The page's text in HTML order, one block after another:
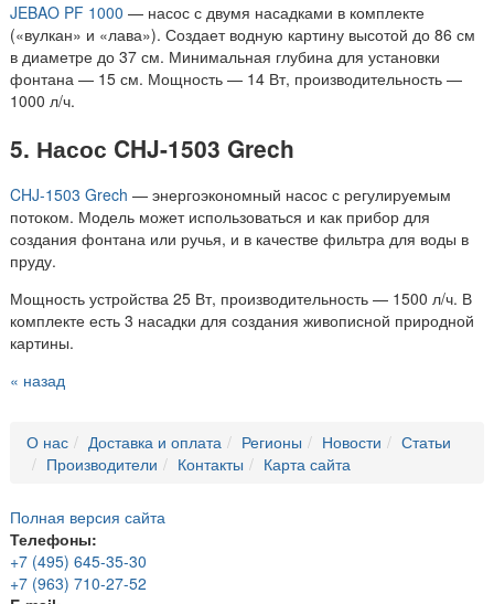
JEBAO PF 1000 — насос с двумя насадками в комплекте
(«вулкан» и «лава»). Создает водную картину высотой до 86 см
в диаметре до 37 см. Минимальная глубина для установки
фонтана — 15 см. Мощность — 14 Вт, производительность —
1000 л/ч.
5. Насос CHJ-1503 Grech
CHJ-1503 Grech — энергоэкономный насос с регулируемым
потоком. Модель может использоваться и как прибор для
создания фонтана или ручья, и в качестве фильтра для воды в
пруду.
Мощность устройства 25 Вт, производительность — 1500 л/ч. В
комплекте есть 3 насадки для создания живописной природной
картины.
« назад
О нас Доставка и оплата Регионы Новости
Статьи
Производители
Контакты Карта сайта
Полная версия сайта
Телефоны:
+7 (495) 645-35-30
+7 (963) 710-27-52